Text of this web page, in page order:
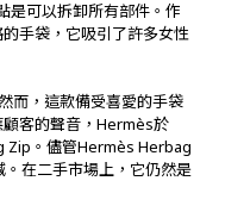
是可以拆卸所有部件。作
手袋，它吸引了許多女性
而，這款備受喜愛的手袋
客的聲音，Hermès於
Zip。儘管Hermès Herbag
在二手市場上，它仍然是